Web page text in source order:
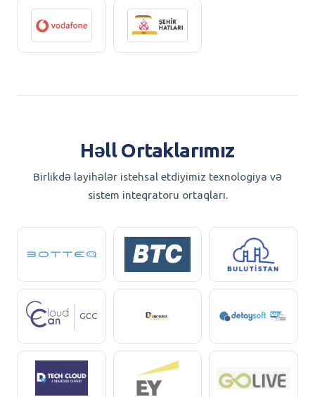
Həll Ortaklarımız
Birlikdə layihələr istehsal etdiyimiz texnologiya və
sistem inteqratoru ortaqları.